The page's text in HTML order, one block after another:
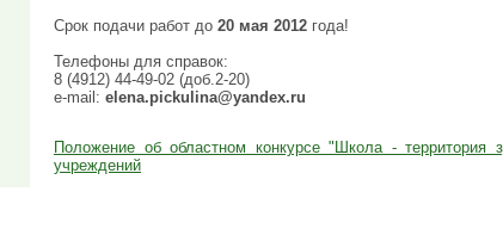
Срок подачи работ до 20 мая 2012 года!
Телефоны для справок:
8 (4912) 44-49-02 (доб.2-20)
e-mail: elena.pickulina@yandex.ru
Положение об областном конкурсе "Школа - территория
учреждений